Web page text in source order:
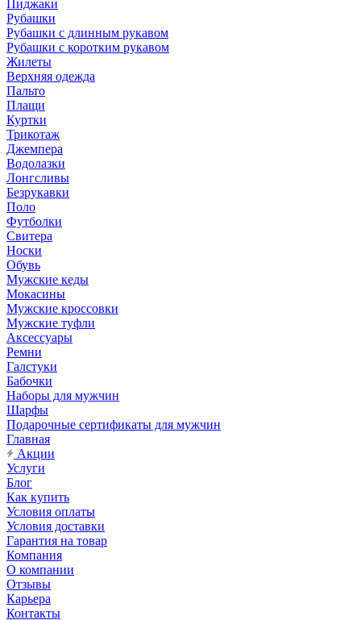
Пиджаки
Рубашки
Рубашки с длинным рукавом
Рубашки с коротким рукавом
Жилеты
Верхняя одежда
Пальто
Плащи
Куртки
Трикотаж
Джемпера
Водолазки
Лонгсливы
Безрукавки
Поло
Футболки
Свитера
Носки
Обувь
Мужские кеды
Мокасины
Мужские кроссовки
Мужские туфли
Аксессуары
Ремни
Галстуки
Бабочки
Наборы для мужчин
Шарфы
Подарочные сертификаты для мужчин
Главная
Акции
Услуги
Блог
Как купить
Условия оплаты
Условия доставки
Гарантия на товар
Компания
О компании
Отзывы
Карьера
Контакты